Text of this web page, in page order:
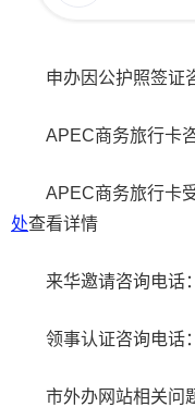
申办因公护照签证
APEC商务旅行卡咨
APEC商务旅行卡受
处查看详情
来华邀请咨询电话
领事认证咨询电话
市外办网站相关问